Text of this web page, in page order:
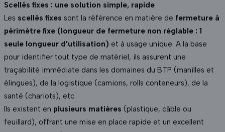
Scellés fixes : une solution simple, rapide
Les scellés fixes sont la référence en matière de fermeture à
périmètre fixe (longueur de fermeture non réglable : 1
seule longueur d’utilisation) et à usage unique. A la base
pour identifier tout type de matériel, ils assurent une
traçabilité immédiate dans les domaines du BTP (manilles et
élingues), de la logistique (camions, rolls conteneurs), de la
santé (chariots), etc.
Ils existent en plusieurs matières (plastique, câble ou
feuillard), offrant une mise en place rapide et un excellent